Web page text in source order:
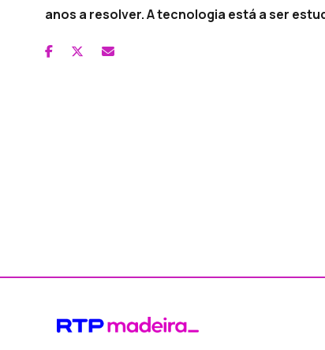
anos a resolver. A tecnologia está a ser